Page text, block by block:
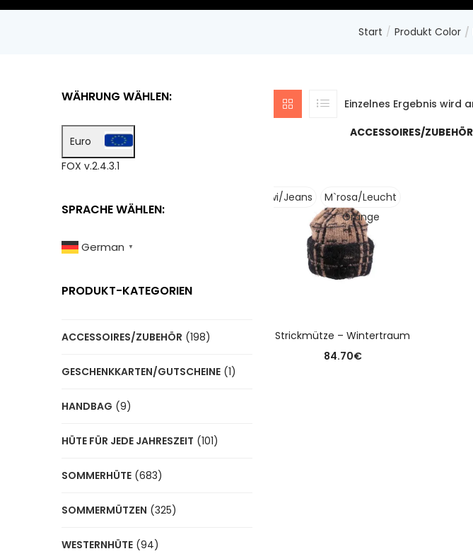
Start Produkt Color
Einzelnes Ergebnis wird
ACCESSOIRES/
Kiwi/Jeans
M`rosa/Leucht
Orange
Strickmütze – Wintertraum
84.70€
WÄHRUNG WÄHLEN:
Euro
FOX v.2.4.3.1
SPRACHE WÄHLEN:
German ▼
PRODUKT-KATEGORIEN
ACCESSOIRES/ZUBEHÖR (198)
GESCHENKKARTEN/GUTSCHEINE (1)
HANDBAG (9)
HÜTE FÜR JEDE JAHRESZEIT (101)
SOMMERHÜTE (683)
SOMMERMÜTZEN (325)
WESTERNHÜTE (94)